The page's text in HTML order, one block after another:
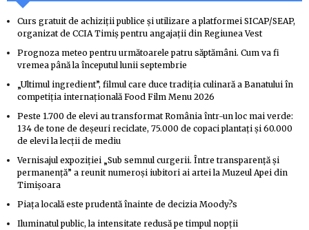
Curs gratuit de achiziții publice și utilizare a platformei SICAP/SEAP,
organizat de CCIA Timiș pentru angajații din Regiunea Vest
Prognoza meteo pentru următoarele patru săptămâni. Cum va fi
vremea până la începutul lunii septembrie
„Ultimul ingredient”, filmul care duce tradiția culinară a Banatului în
competiția internațională Food Film Menu 2026
Peste 1.700 de elevi au transformat România într-un loc mai verde:
134 de tone de deșeuri reciclate, 75.000 de copaci plantați și 60.000
de elevi la lecții de mediu
Vernisajul expoziției „Sub semnul curgerii. Între transparență și
permanență” a reunit numeroși iubitori ai artei la Muzeul Apei din
Timișoara
Piața locală este prudentă înainte de decizia Moody?s
Iluminatul public, la intensitate redusă pe timpul nopții